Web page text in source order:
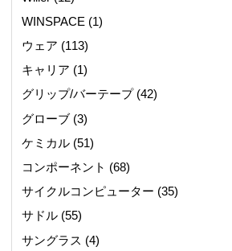
WINSPACE (1)
ウェア (113)
キャリア (1)
グリップ/バーテープ(42)
グローブ(3)
ケミカル(51)
コンポーネント (68)
サイクルコンピューター (35)
サドル(55)
サングラス (4)